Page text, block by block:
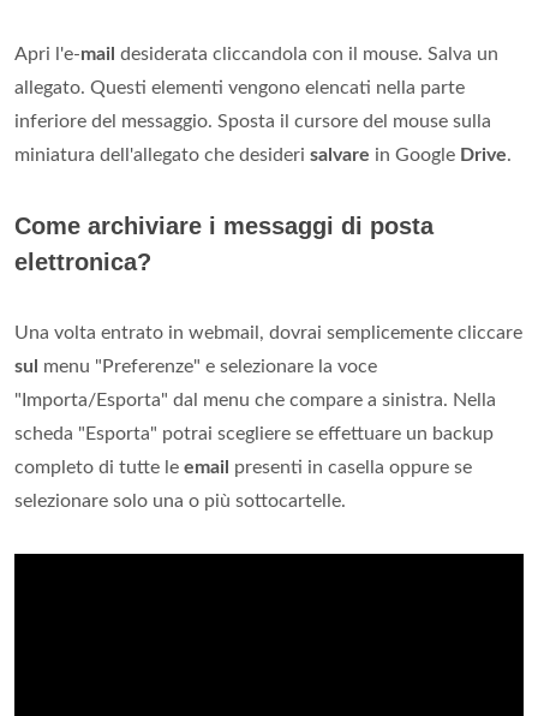
Apri l'e-mail desiderata cliccandola con il mouse. Salva un
allegato. Questi elementi vengono elencati nella parte
inferiore del messaggio. Sposta il cursore del mouse sulla
miniatura dell'allegato che desideri salvare in Google Drive.
Come archiviare i messaggi di posta
elettronica?
Una volta entrato in webmail, dovrai semplicemente cliccare
sul
menu "Preferenze" e selezionare la voce
"Importa/Esporta" dal menu che compare a sinistra. Nella
scheda "Esporta" potrai scegliere se effettuare un backup
completo di tutte le email presenti in casella oppure se
selezionare solo una o più sottocartelle.